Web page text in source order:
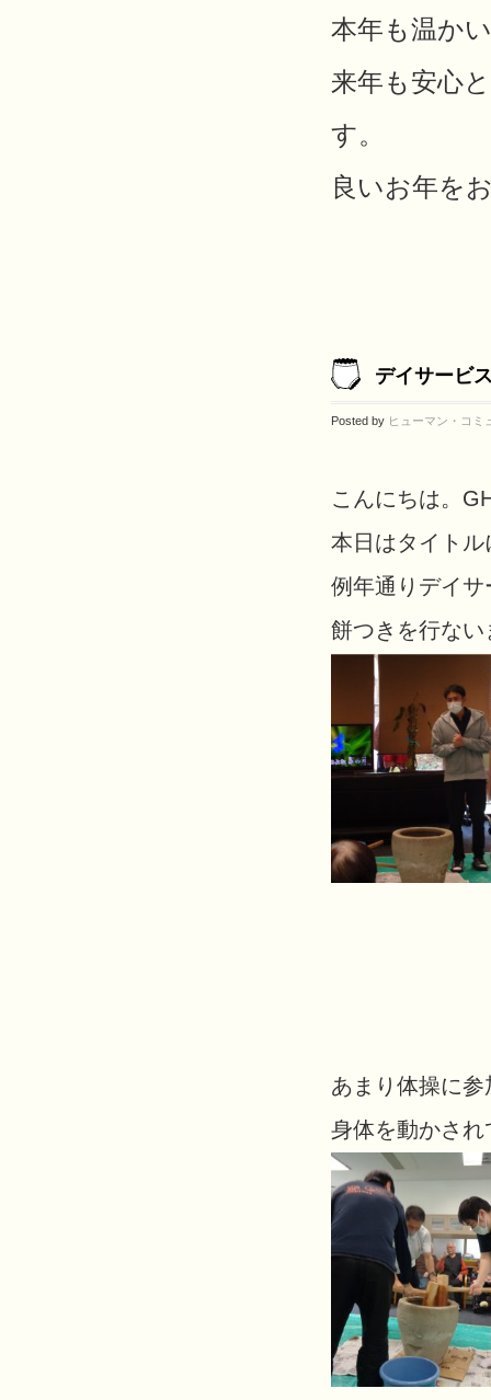
本年も温か
来年も安心
す。
良いお年を
デイサービ
Posted by ヒューマン・コミ
こんにちは。
本日はタイト
例年通りデイ
餅つきを行ない
あまり体操に
身体を動かさ